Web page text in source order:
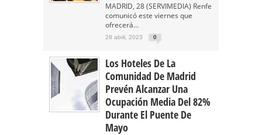
MADRID, 28 (SERVIMEDIA) Renfe
comunicó este viernes que
ofrecerá...
28 abril, 2023 0
Los Hoteles De La
Comunidad De Madrid
Prevén Alcanzar Una
Ocupación Media Del 82%
Durante El Puente De
Mayo